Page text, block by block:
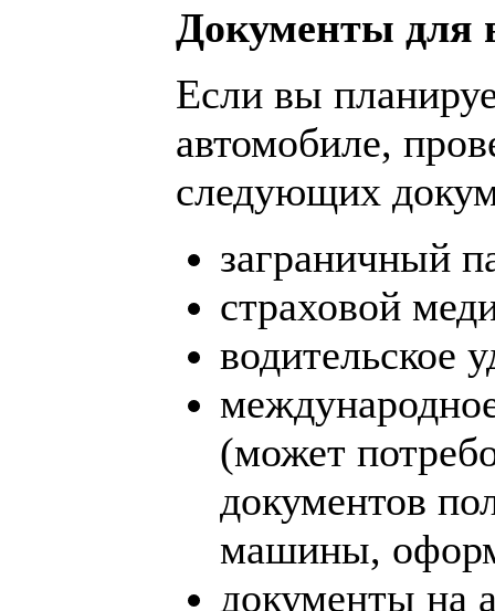
Документы для
Если вы
автомобиле,
следующих
заграничный
страховой
водительское
(может
документов
машины,
документы на